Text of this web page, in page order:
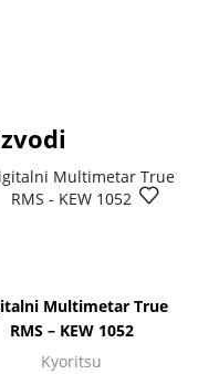
Multimetar True
RMS – KEW 1052
Kyoritsu